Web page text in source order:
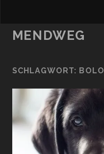
MENDWEG
SCHLAGWORT: BOLO